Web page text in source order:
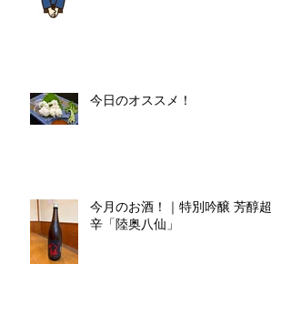
今日のオススメ！
今月のお酒！｜特別吟醸 芳醇超
辛「陸奥八仙」